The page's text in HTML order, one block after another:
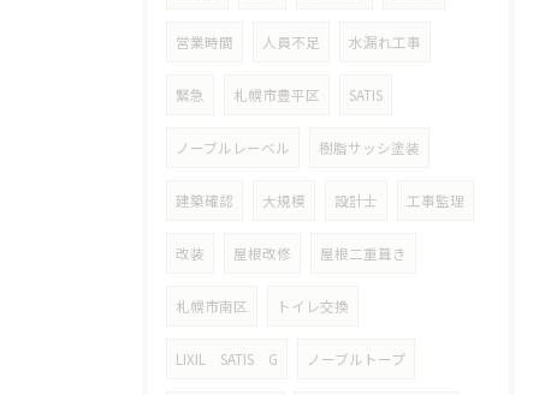
営業時間 人員不足 水漏れ工事
緊急 札幌市豊平区 SATIS
ノーブルレーベル 樹脂サッシ塗装
建築確認 大規模 設計士 工事監理
改装 屋根改修 屋根二重葺き
札幌市南区 トイレ交換
LIXIL SATIS G ノーブルトープ